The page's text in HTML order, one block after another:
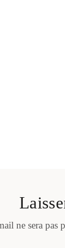
ne sera pas